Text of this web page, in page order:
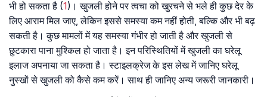
भी हो सकता है (1)। खुजली होने पर त्वचा को खुरचने से भले ही कुछ देर के
लिए आराम मिल जाए, लेकिन इससे समस्या कम नहीं होती, बल्कि और भी बढ़
सकती है। कुछ मामलों में यह समस्या गंभीर हो जाती है और खुजली से
छुटकारा पाना मुश्किल हो जाता है। इन परिस्थितियों में खुजली का घरेलू
इलाज अपनाया जा सकता है। स्टाइलक्रेज के इस लेख में जानिए घरेलू
नुस्खों से खुजली को कैसे कम करें। साथ ही जानिए अन्य जरूरी जानकारी।